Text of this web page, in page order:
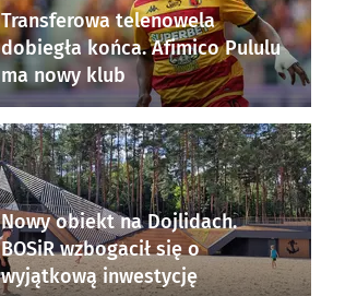
Transferowa telenowela
dobiegła końca. Afimico Pululu
ma nowy klub
Nowy obiekt na Dojlidach.
BOSiR wzbogacił się o
wyjątkową inwestycję